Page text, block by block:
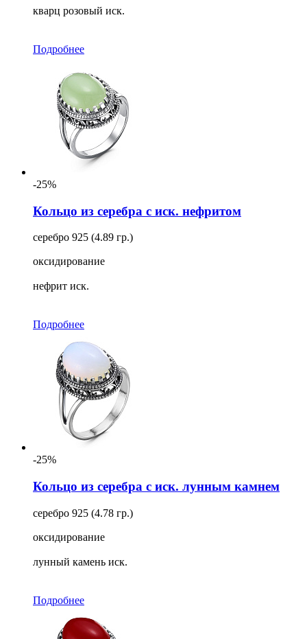
кварц розовый иск.
Подробнее
-25%
Кольцо из серебра с иск. нефритом
серебро 925 (4.89 гр.)
оксидирование
нефрит иск.
Подробнее
-25%
Кольцо из серебра с иск. лунным камнем
серебро 925 (4.78 гр.)
оксидирование
лунный камень иск.
Подробнее